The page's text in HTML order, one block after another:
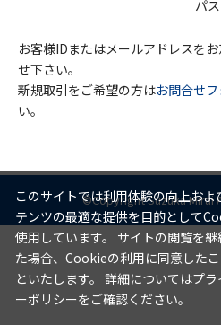
パ
お客様IDまたはメールアドレスを
せ下さい。
新規取引をご希望の方はお問合せ
い。
©Copyright Suzuka Mirai
このサイトでは利用体験の向上およ
テンツの最適な提供を目的として
使用しています。 サイトの閲覧を
た場合、Cookieの利用に同意した
といたします。 詳細についてはプラ
ーポリシーをご確認ください。